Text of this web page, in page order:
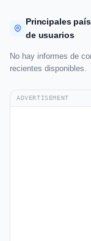
Principales
de usuarios
No hay informes de
recientes disponibles.
ADVERTISEMENT